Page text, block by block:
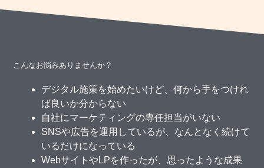
こんなお悩みありませんか？
デジタル施策を始めたいけど、何から手をつけれ
ば良いか分からない
自社にマーケティングの専任担当がいない
SNSや広告を運用しているが、なんとなく続けて
いるだけになっている
WebサイトやLPを作ったが、思ったような成果